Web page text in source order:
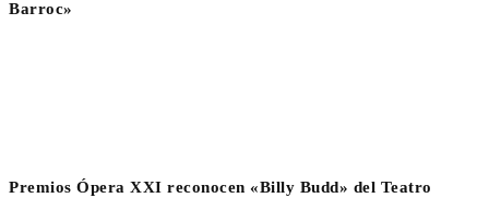
Barroc»
Premios Ópera XXI reconocen «Billy Budd» del Teatro